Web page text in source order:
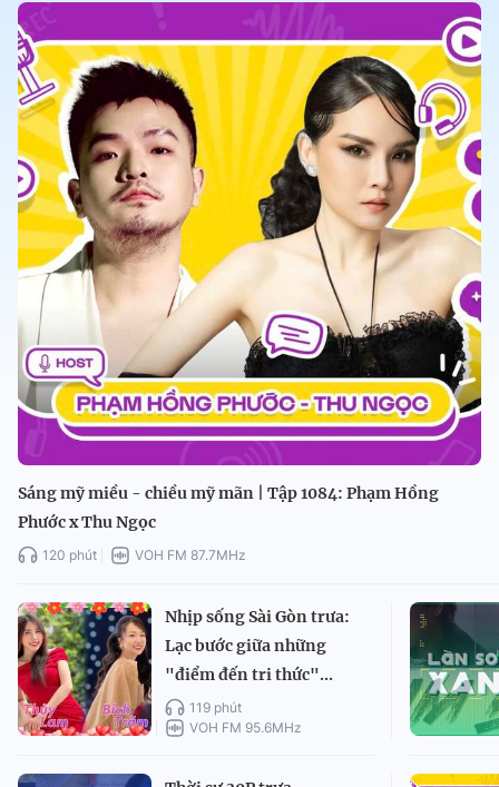
Sáng mỹ miều - chiều mỹ mãn | Tập 1084: Phạm Hồng
Phước x Thu Ngọc
120 phút VOH FM 87.7MHz
Nhịp sống Sài Gòn trưa:
Lạc bước giữa những
"điểm đến tri thức"...
119 phút
VOH FM 95.6MHz